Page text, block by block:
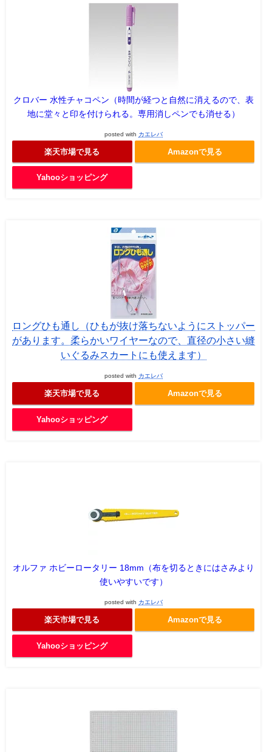
クロバー 水性チャコペン（時間が経つと自然に消えるので、表
地に堂々と印を付けられる。専用消しペンでも消せる）
posted with カエレバ
楽天市場で見る Amazonで見る
Yahooショッピング
ロングひも通し（ひもが抜け落ちないようにストッパー
があります。柔らかいワイヤーなので、直径の小さい縫
いぐるみスカートにも使えます）
posted with カエレバ
楽天市場で見る Amazonで見る
Yahooショッピング
オルファ ホビーロータリー 18mm（布を切るときにはさみより
使いやすいです）
posted with カエレバ
楽天市場で見る Amazonで見る
Yahooショッピング